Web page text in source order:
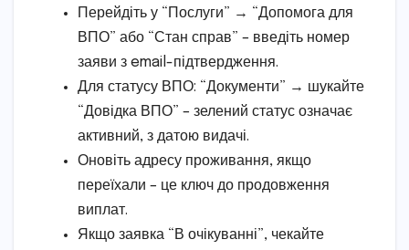
Перейдіть у “Послуги” → “Допомога для
ВПО” або “Стан справ” – введіть номер
заяви з email-підтвердження.
Для статусу ВПО: “Документи” → шукайте
“Довідка ВПО” – зелений статус означає
активний, з датою видачі.
Оновіть адресу проживання, якщо
переїхали – це ключ до продовження
виплат.
Якщо заявка “В очікуванні”, чекайте